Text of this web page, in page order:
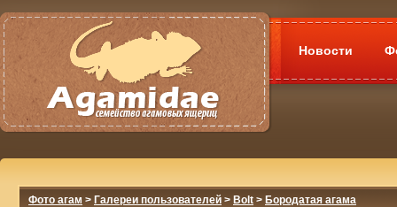
Новости
Фото агам > Галереи пользователей > Bolt > Бородатая агама